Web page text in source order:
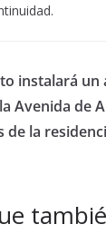
instalará un
Avenida de
de la